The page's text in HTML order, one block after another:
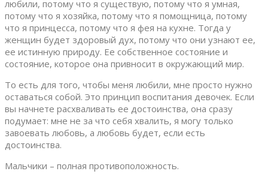
любили, потому что я существую, потому что я умная,
потому что я хозяйка, потому что я помощница, потому
что я принцесса, потому что я фея на кухне. Тогда у
женщин будет здоровый дух, потому что они узнают ее,
ее истинную природу. Ее собственное состояние и
состояние, которое она привносит в окружающий мир.
То есть для того, чтобы меня любили, мне просто нужно
оставаться собой. Это принцип воспитания девочек. Если
вы начнете расхваливать ее достоинства, она сразу
подумает: мне не за что себя хвалить, я могу только
завоевать любовь, а любовь будет, если есть
достоинства.
Мальчики – полная противоположность.